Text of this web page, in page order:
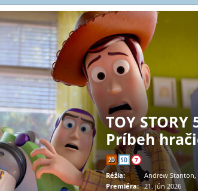
TOY STORY
Príbeh
2D SD 7
Réžia:
Andrew Stanton,
Premiéra: 21. jún 2026